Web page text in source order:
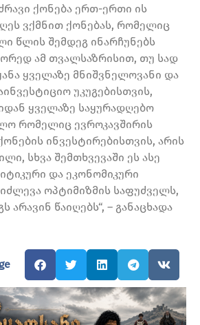
ქონება ერთ-ერთი ის
ვქმნით ქონებას, რომელიც
წლის შემდეგ ინარჩუნებს
ამ თვალსაზრისით, თუ სად
ყველაზე მნიშვნელოვანი და
უკუგებისთვის,
ყველაზე საყურადღებო
რომელიც ევროკავშირის
ინვესტირებისთვის, არის
სხვა შემთხვევაში ეს ასე
და ეკონომიკური
ოპტიმიზმის საფუძველს,
არავინ წაიღებს“, – განაცხადა